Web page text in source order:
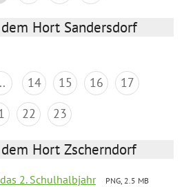
Hort Sandersdorf
14 15 16
17
22 23
Hort Zscherndorf
2. Schulhalbjahr
PNG, 2.5 MB